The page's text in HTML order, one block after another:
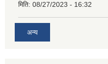
मिति: 08/27/2023 - 16:32
अन्य